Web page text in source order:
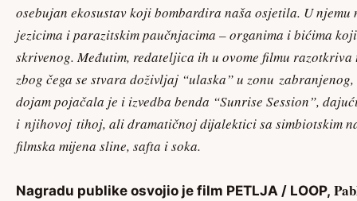
osebujan ekosustav koji bombardira naša osjetila. U
jezicima i parazitskim paučnjacima – organima i bićima
skrivenog. Međutim, redateljica ih u ovome filmu razotkriva
zbog čega se stvara doživljaj “ulaska” u zonu
dojam pojačala je i izvedba benda “Sunrise Session”,
i njihovoj tihoj, ali dramatičnoj dijalektici sa simbiotskim
filmska mijena sline, safta i soka.
Nagradu publike osvojio je film PETLJA / LOOP,